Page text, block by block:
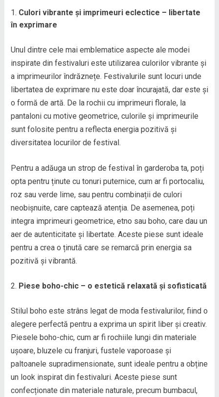
Culori vibrante și imprimeuri eclectice – libertate
în exprimare
Unul dintre cele mai emblematice aspecte ale modei
inspirate din festivaluri este utilizarea culorilor vibrante și
a imprimeurilor îndrăznețe. Festivalurile sunt locuri unde
libertatea de exprimare nu este doar încurajată, dar este și
o formă de artă. De la rochii cu imprimeuri florale, la
pantaloni cu motive geometrice, culorile și imprimeurile
sunt folosite pentru a reflecta energia pozitivă și
diversitatea locurilor de festival.
Pentru a adăuga un strop de festival în garderoba ta, poți
opta pentru ținute cu tonuri puternice, cum ar fi portocaliu,
roz sau verde lime, sau pentru combinații de culori
neobișnuite, care captează atenția. De asemenea, poți
integra imprimeuri geometrice, etno sau boho, care dau un
aer de autenticitate și libertate. Aceste piese sunt ideale
pentru a crea o ținută care se remarcă prin energia sa
pozitivă și vibrantă.
Piese boho-chic – o estetică relaxată și sofisticată
Stilul boho este strâns legat de moda festivalurilor, fiind o
alegere perfectă pentru a exprima un spirit liber și creativ.
Piesele boho-chic, cum ar fi rochiile lungi din materiale
ușoare, bluzele cu franjuri, fustele vaporoase și
paltoanele supradimensionate, sunt ideale pentru a obține
un look inspirat din festivaluri. Aceste piese sunt
confecționate din materiale naturale, precum bumbacul,